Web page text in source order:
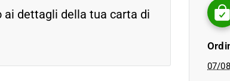
07/08
ai dettagli della tua carta di